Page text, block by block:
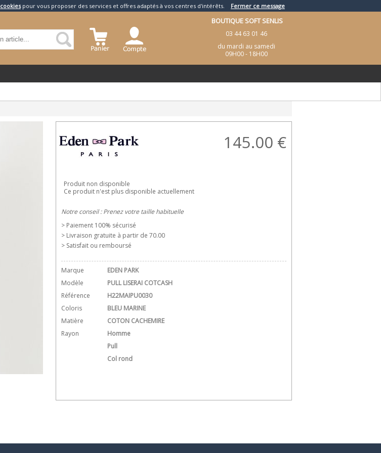
cookiespour vous proposer des services et offres adaptés à vos centres d'intérêts. Fermer ce message
BOUTIQUE SOFT SENLIS
03 44 63 01 46
du mardi au samedi
09H00 - 18H00
145.00 €
Produit non disponible
Ce produit n'est plus disponible actuellement
Notre conseil : Prenez votre taille habituelle
> Paiement 100% sécurisé
> Livraison gratuite à partir de 70.00 
> Satisfait ou remboursé
Marque
EDEN PARK
Modèle
PULL LISERAI COTCASH
Référence
H22MAIPU0030
Coloris
BLEU MARINE
Matière
COTON CACHEMIRE
Rayon
Homme
Pull
Col rond